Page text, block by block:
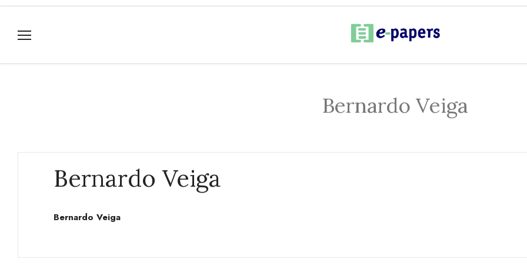
Bernardo Veiga
Bernardo Veiga
Bernardo Veiga